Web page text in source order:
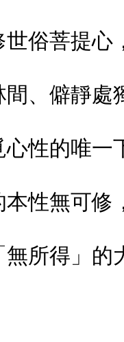
世俗菩提心
間、僻靜處
心性的唯
本性無可修
無所得」的